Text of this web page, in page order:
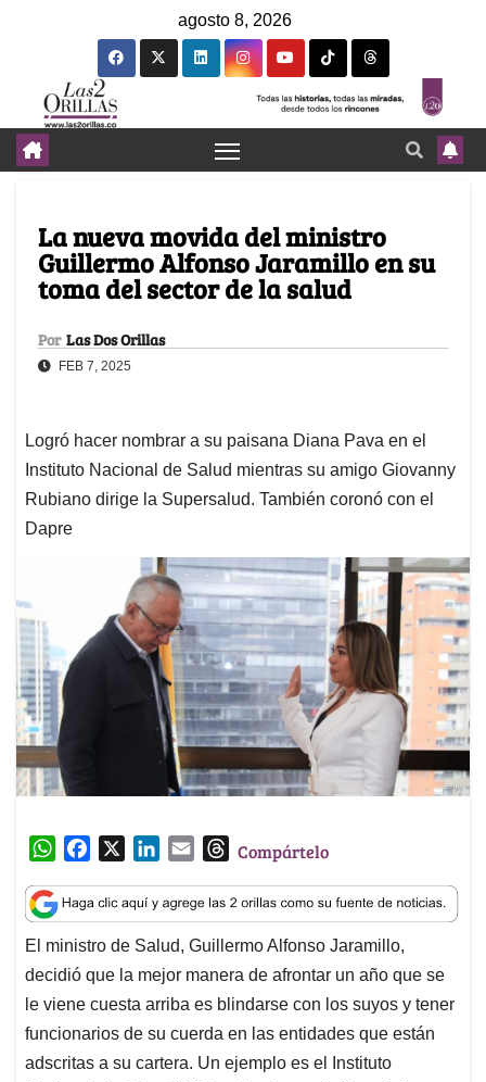
agosto 8, 2026
La nueva movida del ministro
Guillermo Alfonso Jaramillo en su
toma del sector de la salud
Por Las Dos Orillas
FEB 7, 2025
Logró hacer nombrar a su paisana Diana Pava en el
Instituto Nacional de Salud mientras su amigo Giovanny
Rubiano dirige la Supersalud. También coronó con el
Dapre
W
a
t
s
A
p
p
c
e
b
o
o
k
n
k
e
d
I
n
a
i
l
T
r
e
a
d
s
Compártelo
El ministro de Salud, Guillermo Alfonso Jaramillo,
decidió que la mejor manera de afrontar un año que se
le viene cuesta arriba es blindarse con los suyos y tener
funcionarios de su cuerda en las entidades que están
adscritas a su cartera. Un ejemplo es el Instituto